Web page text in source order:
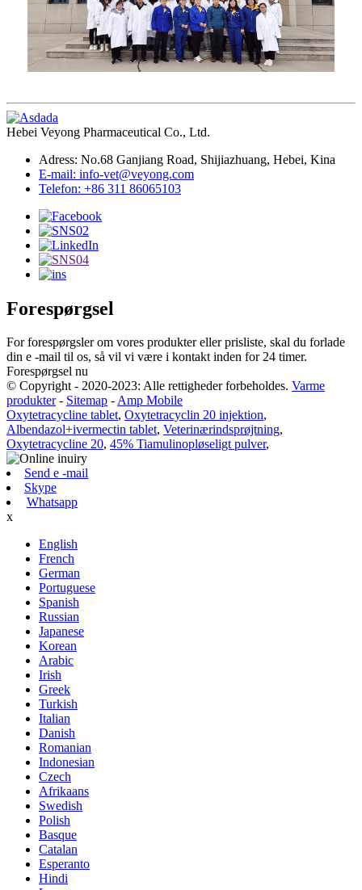
Hebei Veyong Pharmaceutical Co., Ltd.
Adress: No.68 Ganjiang Road, Shijiazhuang, Hebei, Kina
E-mail: info-vet@veyong.com
Telefon: +86 311 86065103
Forespørgsel
For forespørgsler om vores produkter eller prisliste, skal du forlade
din e -mail til os, så vil vi være i kontakt inden for 24 timer.
Forespørgsel nu
© Copyright - 2020-2023: Alle rettigheder forbeholdes. Varme
produkter- Sitemap -Amp Mobile
Oxytetracycline tablet, Oxytetracyclin 20 injektion,
Albendazol+ivermectin tablet, Veterinærindsprøjtning,
Oxytetracycline 20, 45% Tiamulinopløseligt pulver,
Send e -mail
Skype
Whatsapp
x
English
French
German
Portuguese
Spanish
Russian
Japanese
Korean
Arabic
Irish
Greek
Turkish
Italian
Danish
Romanian
Indonesian
Czech
Afrikaans
Swedish
Polish
Basque
Catalan
Esperanto
Hindi